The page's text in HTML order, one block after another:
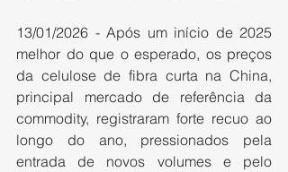
13/01/2026 - Após um início de 2025
melhor do que o esperado, os preços
da celulose de fibra curta na China,
principal mercado de referência da
commodity, registraram forte recuo ao
longo do ano, pressionados pela
entrada de novos volumes e pelo